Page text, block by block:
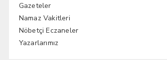
Gazeteler
Namaz Vakitleri
Nöbetçi Eczaneler
Yazarlarımız